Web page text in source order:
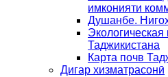
имконияти
Душанбе.
Экологическая
Таджикистана
Карта почв
Дигар хизматрасонӣ